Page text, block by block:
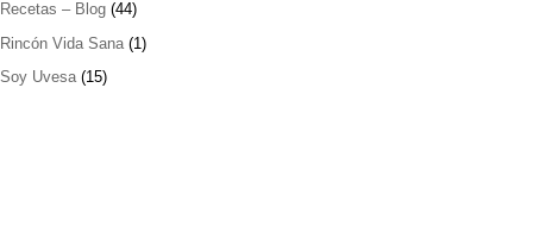
Recetas – Blog (44)
Rincón Vida Sana (1)
Soy Uvesa(15)